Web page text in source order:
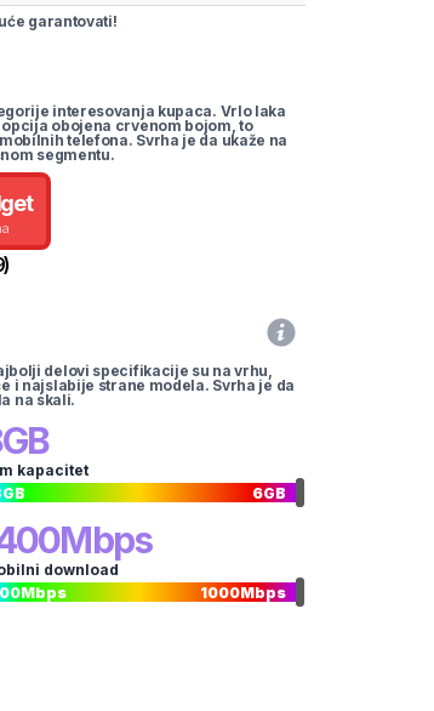
garantovati!
interesovanja kupaca. Vrlo laka
obojena crvenom bojom, to
telefona. Svrha je da ukaže na
segmentu.
)
delovi specifikacije su na vrhu,
i najslabije strane modela. Svrha je da
na skali.
GB
kapacitet
GB 6GB
Mbps
download
Mbps 1000Mbps